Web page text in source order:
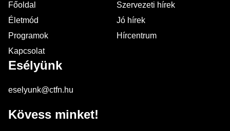
Főoldal
Szervezeti hírek
Életmód
Jó hírek
Programok
Hírcentrum
Kapcsolat
Esélyünk
eselyunk@ctfn.hu
Kövess minket!